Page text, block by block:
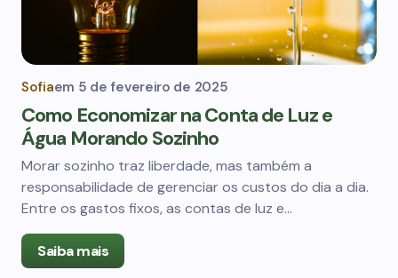
Sofiaem 5 de fevereiro de 2025
Como Economizar na Conta de Luz e
Água Morando Sozinho
Morar sozinho traz liberdade, mas também a
responsabilidade de gerenciar os custos do dia a dia.
Entre os gastos fixos, as contas de luz e…
Saiba mais